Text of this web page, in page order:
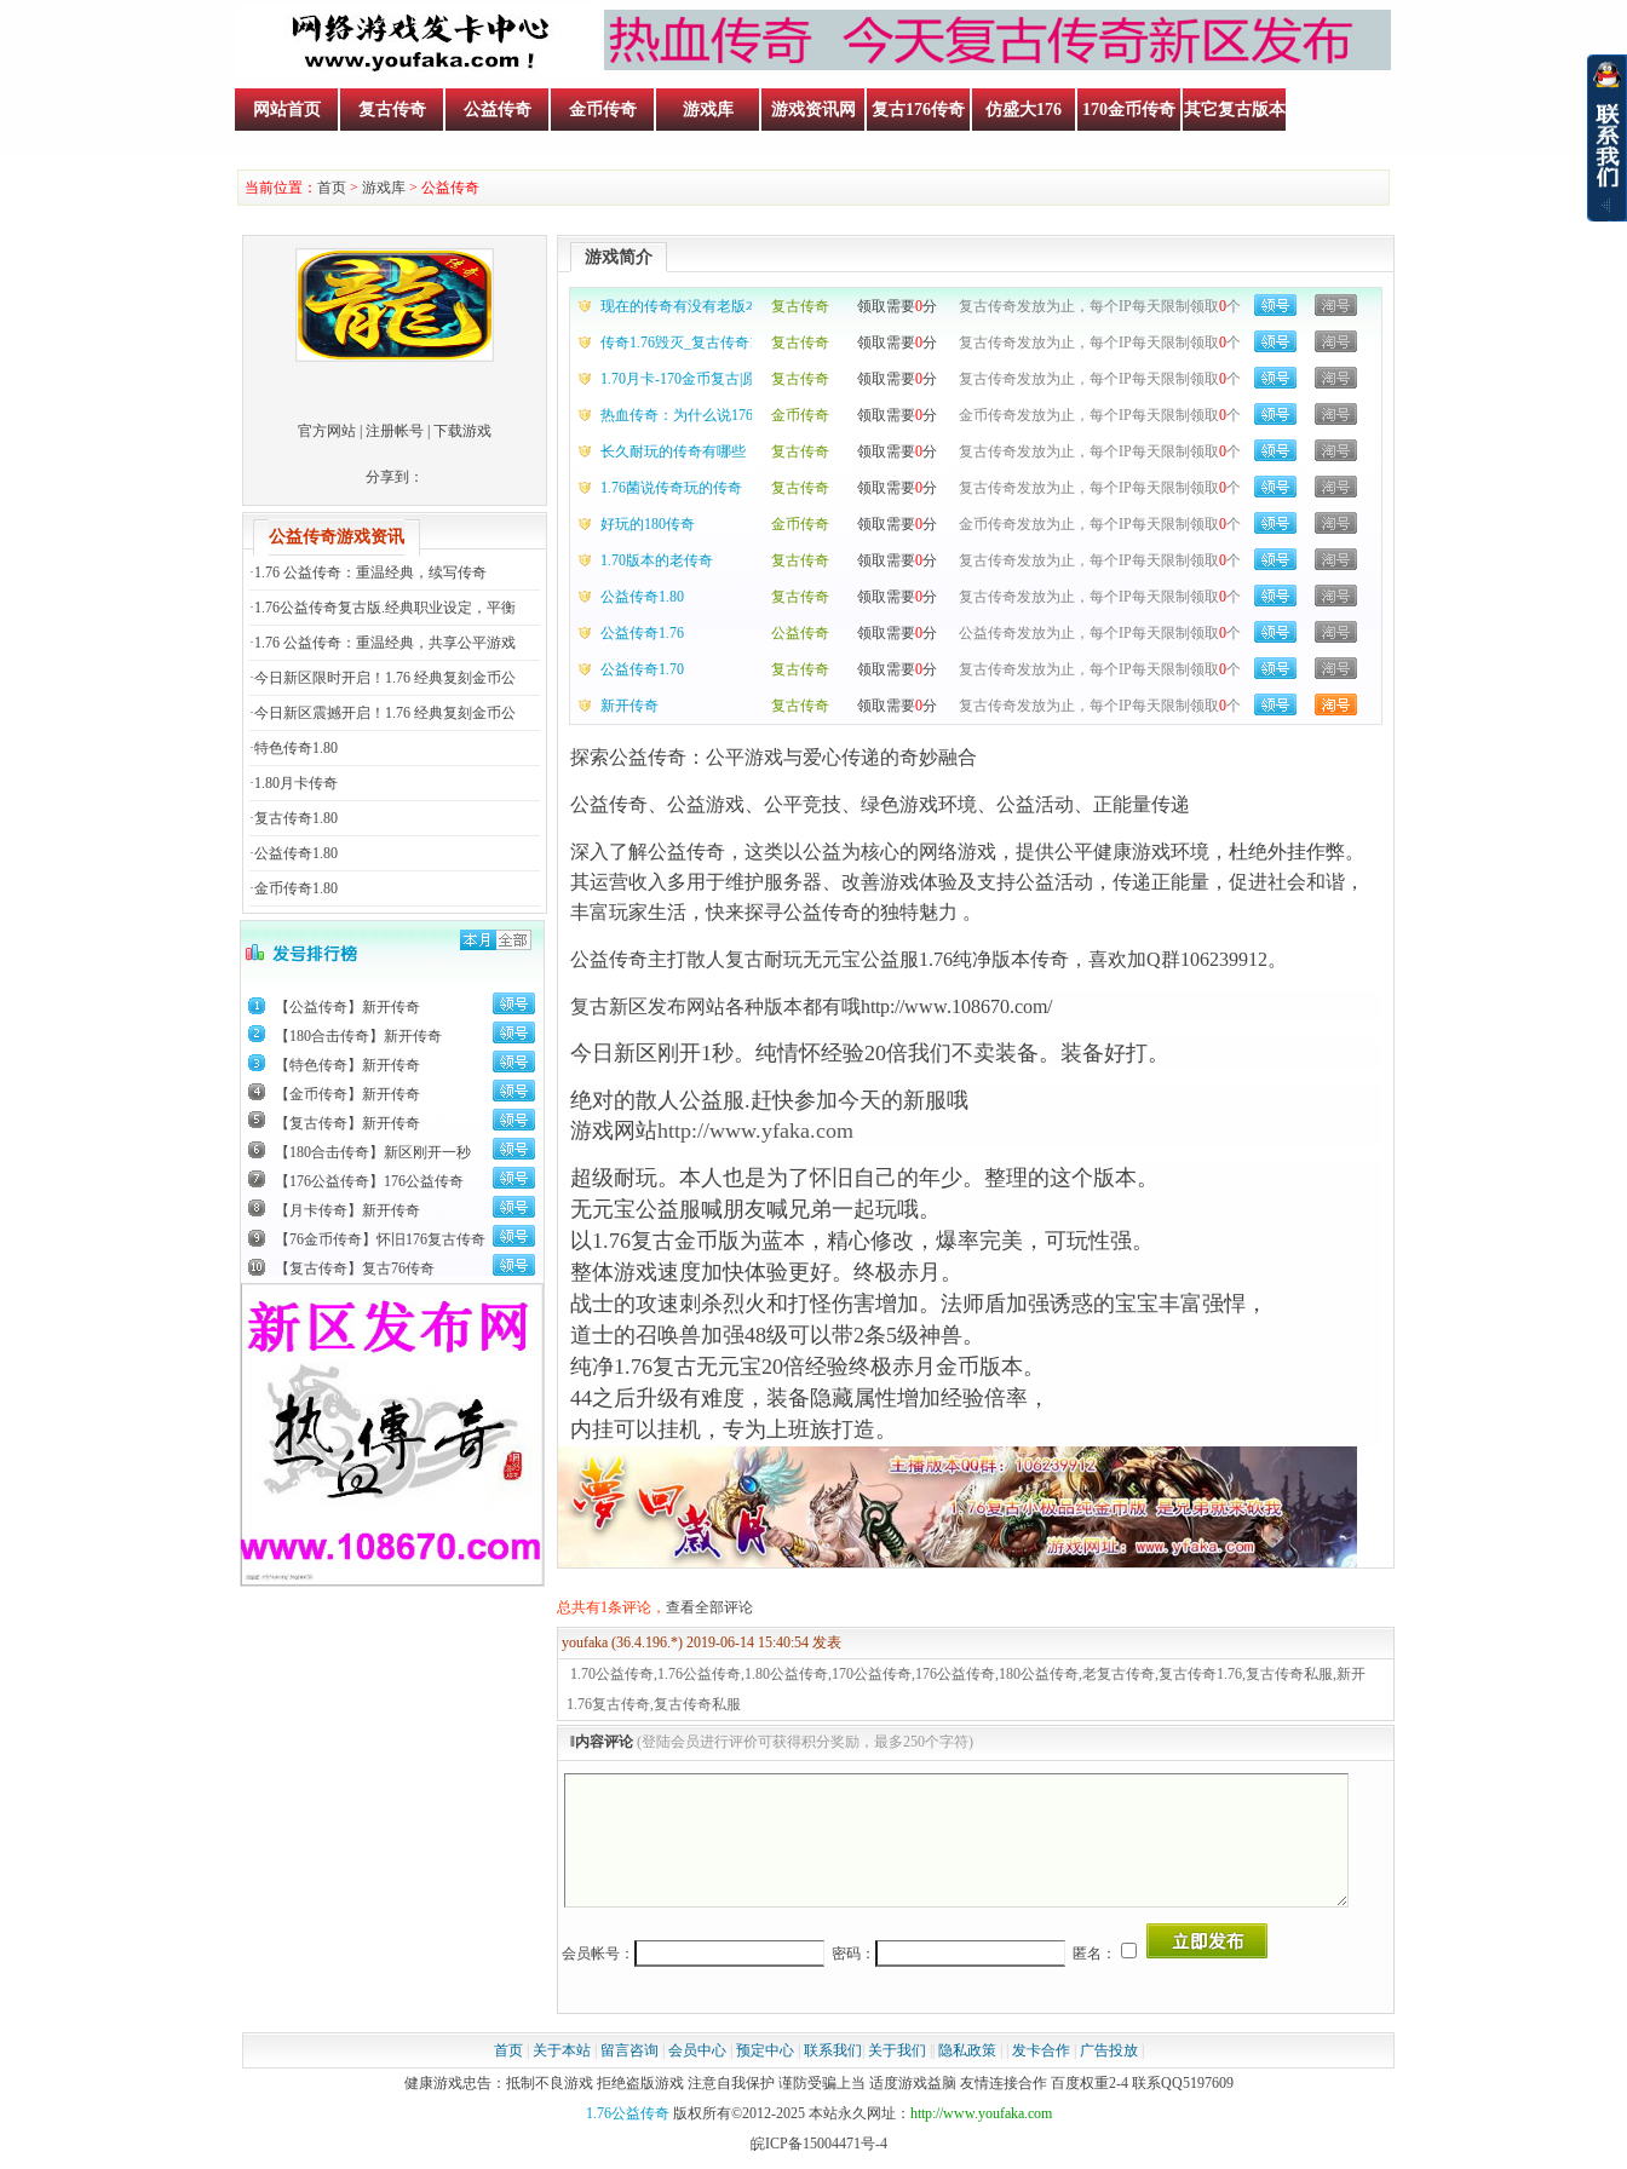
网站首页 复古传奇 公益传奇 金币传奇 游戏库 游戏资讯网 复古176传奇 仿盛大176 170金币传奇 其它复古版本
当前位置： 首页 > 游戏库 > 公益传奇
官方网站 注册帐号 下载游戏
分享到：
公益传奇游戏资讯
·1.76 公益传奇：重温经典，续写传奇
·1.76公益传奇复古版.经典职业设定，平衡
·1.76 公益传奇：重温经典，共享公平游戏
·今日新区限时开启！1.76 经典复刻金币公
·今日新区震撼开启！1.76 经典复刻金币公
·特色传奇1.80
·1.80月卡传奇
·复古传奇1.80
·公益传奇1.80
·金币传奇1.80
【公益传奇】新开传奇
【180合击传奇】新开传奇
【特色传奇】新开传奇
【金币传奇】新开传奇
【复古传奇】新开传奇
【180合击传奇】新区刚开一秒
【176公益传奇】176公益传奇
【月卡传奇】新开传奇
【76金币传奇】怀旧176复古传奇
【复古传奇】复古76传奇
游戏简介
现在的传奇有没有老版本的复古传奇 领取需要0分 复古传奇发放为止，每个IP每天限制领取0个
传奇1.76毁灭_复古传奇1.76_仿盛大1.76传奇
复古传奇 领取需要0分 复古传奇发放为止，每个IP每天限制领取0个
1.70月卡-170金币复古|原始传奇1.70|纯公益传奇
复古传奇 领取需要0分 复古传奇发放为止，每个IP每天限制领取0个
热血传奇：为什么说176版本传奇是最经典的版本？
金币传奇 领取需要0分 金币传奇发放为止，每个IP每天限制领取0个
长久耐玩的传奇有哪些 复古传奇 领取需要0分 复古传奇发放为止，每个IP每天限制领取0个
1.76菌说传奇玩的传奇 复古传奇 领取需要0分 复古传奇发放为止，每个IP每天限制领取0个
好玩的180传奇 金币传奇 领取需要0分 金币传奇发放为止，每个IP每天限制领取0个
1.70版本的老传奇 复古传奇 领取需要0分 复古传奇发放为止，每个IP每天限制领取0个
公益传奇1.80 复古传奇 领取需要0分 复古传奇发放为止，每个IP每天限制领取0个
公益传奇1.76 公益传奇 领取需要0分 公益传奇发放为止，每个IP每天限制领取0个
公益传奇1.70 复古传奇 领取需要0分 复古传奇发放为止，每个IP每天限制领取0个
新开传奇 复古传奇 领取需要0分 复古传奇发放为止，每个IP每天限制领取0个
探索公益传奇：公平游戏与爱心传递的奇妙融合
公益传奇、公益游戏、公平竞技、绿色游戏环境、公益活动、正能量传递
深入了解公益传奇，这类以公益为核心的网络游戏，提供公平健康游戏环境，杜绝外挂作弊。
其运营收入多用于维护服务器、改善游戏体验及支持公益活动，传递正能量，促进社会和谐，
丰富玩家生活，快来探寻公益传奇的独特魅力 。
公益传奇主打散人复古耐玩无元宝公益服1.76纯净版本传奇，喜欢加Q群106239912。
复古新区发布网站各种版本都有哦http://www.108670.com/
今日新区刚开1秒。纯情怀经验20倍我们不卖装备。装备好打。
绝对的散人公益服.赶快参加今天的新服哦
游戏网站http://www.yfaka.com
超级耐玩。本人也是为了怀旧自己的年少。整理的这个版本。
无元宝公益服喊朋友喊兄弟一起玩哦。
以1.76复古金币版为蓝本，精心修改，爆率完美，可玩性强。
整体游戏速度加快体验更好。终极赤月。
战士的攻速刺杀烈火和打怪伤害增加。法师盾加强诱惑的宝宝丰富强悍，
道士的召唤兽加强48级可以带2条5级神兽。
纯净1.76复古无元宝20倍经验终极赤月金币版本。
44之后升级有难度，装备隐藏属性增加经验倍率，
内挂可以挂机，专为上班族打造。
总共有1条评论， 查看全部评论
youfaka (36.4.196.*) 2019-06-14 15:40:54 发表
1.70公益传奇,1.76公益传奇,1.80公益传奇,170公益传奇,176公益传奇,180公益传奇,老复古传奇,复古传奇1.76,复古传奇私服,新开
1.76复古传奇,复古传奇私服
‖内容评论 (登陆会员进行评价可获得积分奖励，最多250个字符)
会员帐号： 密码： 匿名：
首页| 关于本站| 留言咨询 会员中心| 预定中心| 联系我们 关于我们 隐私政策| | 发卡合作| 广告投放|
健康游戏忠告：抵制不良游戏 拒绝盗版游戏 注意自我保护 谨防受骗上当 适度游戏益脑 友情连接合作 百度权重2-4 联系QQ5197609
1.76公益传奇版权所有©2012-2025 本站永久网址： http://www.youfaka.com
皖ICP备15004471号-4